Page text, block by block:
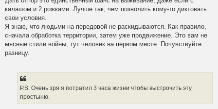
калашом и 2 рожками. Лучше так, чем позволить кому-то диктовать
свои условия.
Я знаю, что людьми на передовой не раскидываются. Как правило,
сначала обработка территории, затем уже продвижение. Это вам не
мясные стили войны, тут человек на первом месте. Почувствуйте
разницу.
P.S. Очень зря я потратил 3 часа жизни чтобы выстрочить эту
простыню.